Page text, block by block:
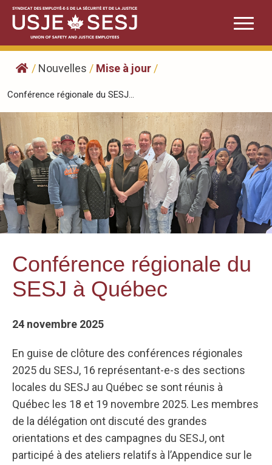
Skip
content
/ Nouvelles / Mise à jour /
Conférence régionale du SESJ...
Conférence régionale du
SESJ à Québec
24 novembre 2025
En guise de clôture des conférences régionales
2025 du SESJ, 16 représentant-e-s des sections
locales du SESJ au Québec se sont réunis à
Québec les 18 et 19 novembre 2025. Les membres
de la délégation ont discuté des grandes
orientations et des campagnes du SESJ, ont
participé à des ateliers relatifs à l’Appendice sur le